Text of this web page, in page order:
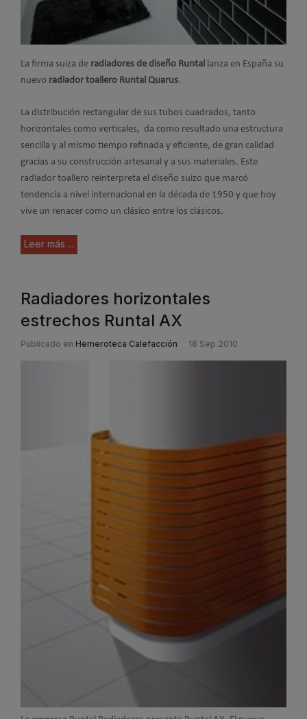
La firma suiza de radiadores de diseño Runtal lanza en España su
nuevo radiador toallero Runtal Quarus.
La distribución rectangular de sus tubos cuadrados, tanto
horizontales como verticales, da como resultado una estructura
sencilla y al mismo tiempo refinada y eficiente, de gran calidad
gracias a su construcción artesanal y a sus materiales. Este
radiador toallero reinterpreta el diseño suizo que marcó
tendencia a nivel internacional en la década de 1950 y que hoy
vive un renacer como un clásico entre los clásicos.
Leer más ...
Radiadores horizontales
estrechos Runtal AX
Publicado en Hemeroteca Calefacción 18 Sep 2010